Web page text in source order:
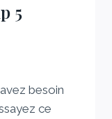
5
besoin
ce